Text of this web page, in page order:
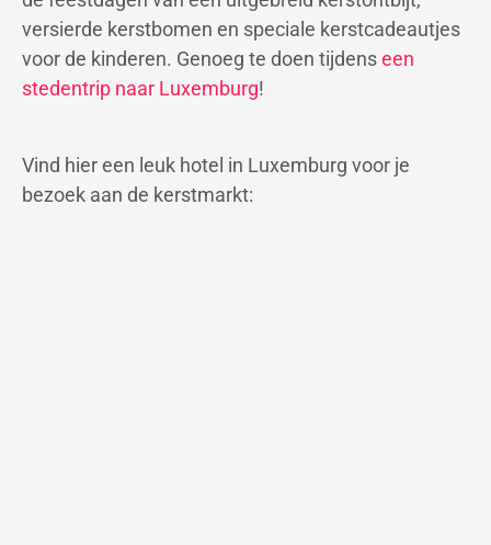
versierde kerstbomen en speciale kerstcadeautjes
voor de kinderen. Genoeg te doen tijdenseen
stedentrip naar Luxemburg!
Vind hier een leuk hotel in Luxemburg voor je
bezoek aan de kerstmarkt: